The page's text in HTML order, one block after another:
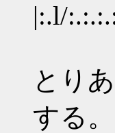
|:.l/
とり
する。